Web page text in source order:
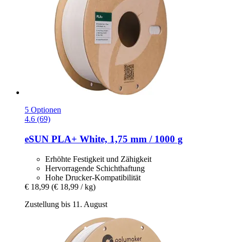
5 Optionen
4.6 (69)
eSUN PLA+ White, 1,75 mm / 1000 g
Erhöhte Festigkeit und Zähigkeit
Hervorragende Schichthaftung
Hohe Drucker-Kompatibilität
€ 18,99 (€ 18,99 / kg)
Zustellung bis 11. August